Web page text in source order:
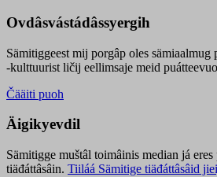
Ovdâsvástádâssyergih
Sämitiggeest mij porgâp oles
-kulttuurist ličij eellimsaje meid
Čääiti puoh
Äigikyevdil
Sämitigge muštâl toimâinis median já eres
tiäđáttâsâin. Tiiláá Sämitige tiäđáttâsâid